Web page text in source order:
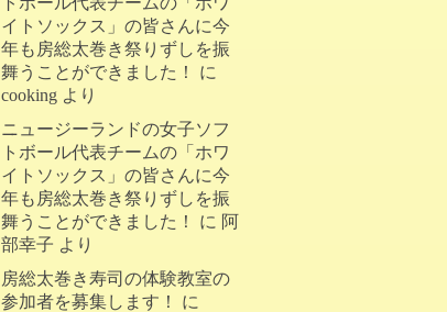
イトソックス」の皆さんに今
年も房総太巻き祭りずしを振
舞うことができました！
に
cooking より
ニュージーランドの女子ソフ
トボール代表チームの「ホワ
イトソックス」の皆さんに今
年も房総太巻き祭りずしを振
舞うことができました！
に 阿
部幸子 より
房総太巻き寿司の体験教室の
参加者を募集します！
に